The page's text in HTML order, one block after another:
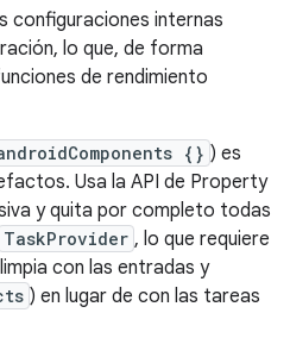
configuraciones internas
lo que, de forma
de rendimiento
{} ) es
Usa la API de Property
y quita por completo todas
TaskProvider , lo que requiere
con las entradas y
) en lugar de con las tareas